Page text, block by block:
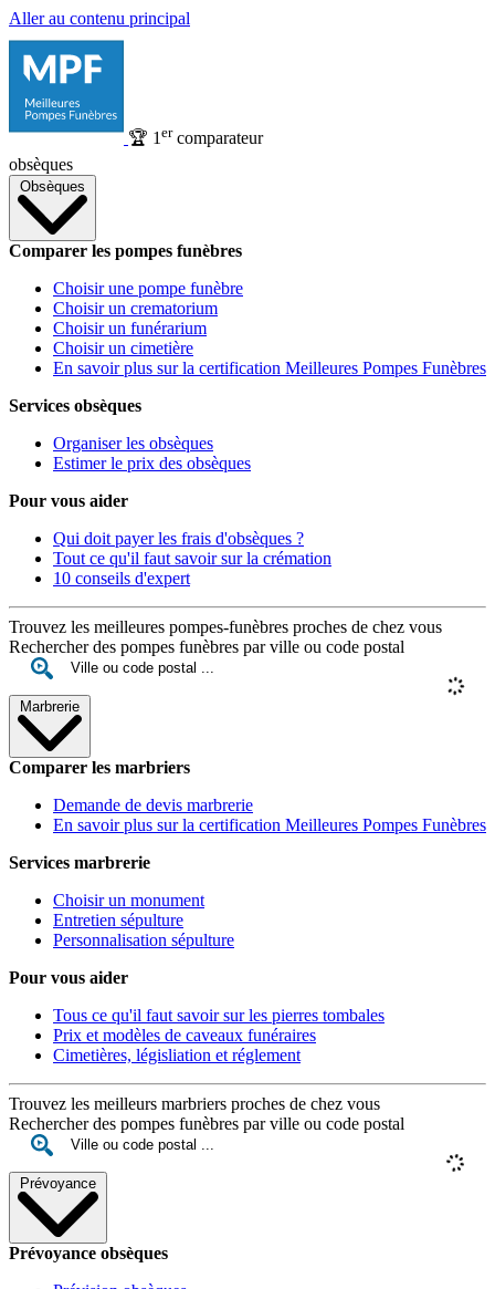
Aller au contenu principal
🏆 1 ercomparateur
obsèques
Obsèques
Comparer les pompes funèbres
Choisir une pompe funèbre
Choisir un crematorium
Choisir un funérarium
Choisir un cimetière
En savoir plus sur la certification Meilleures Pompes Funèbres
Services obsèques
Organiser les obsèques
Estimer le prix des obsèques
Pour vous aider
Qui doit payer les frais d'obsèques ?
Tout ce qu'il faut savoir sur la crémation
10 conseils d'expert
Trouvez les meilleures pompes-funèbres proches de chez vous
Rechercher des pompes funèbres par ville ou code postal
Marbrerie
Comparer les marbriers
Demande de devis marbrerie
En savoir plus sur la certification Meilleures Pompes Funèbres
Services marbrerie
Choisir un monument
Entretien sépulture
Personnalisation sépulture
Pour vous aider
Tous ce qu'il faut savoir sur les pierres tombales
Prix et modèles de caveaux funéraires
Cimetières, législiation et réglement
Trouvez les meilleurs marbriers proches de chez vous
Rechercher des pompes funèbres par ville ou code postal
Prévoyance
Prévoyance obsèques